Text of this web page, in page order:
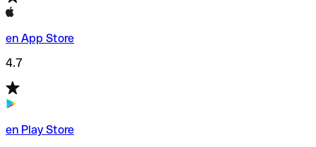
en App Store
4.7
en Play Store